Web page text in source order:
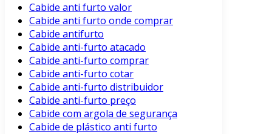
Cabide anti furto valor
Cabide anti furto onde comprar
Cabide antifurto
Cabide anti-furto atacado
Cabide anti-furto comprar
Cabide anti-furto cotar
Cabide anti-furto distribuidor
Cabide anti-furto preço
Cabide com argola de segurança
Cabide de plástico anti furto